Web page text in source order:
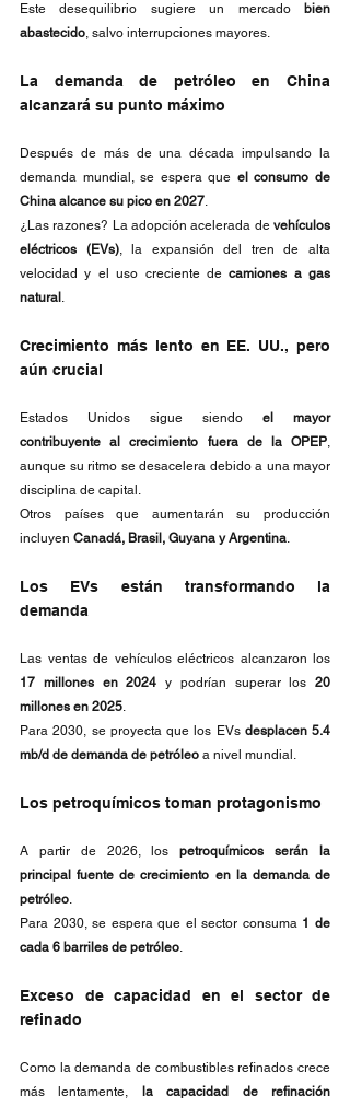
Este desequilibrio sugiere un mercado
bien
abastecido, salvo interrupciones mayores.
La demanda de petróleo en China
alcanzará su punto máximo
Después de más de una década impulsando la
demanda mundial, se espera que el consumo de
China alcance su pico en 2027.
¿Las razones? La adopción acelerada de vehículos
eléctricos (EVs), la expansión del tren de alta
velocidad y el uso creciente de camiones a gas
natural .
Crecimiento más lento en EE. UU., pero
aún crucial
Estados Unidos sigue siendo el mayor
contribuyente al crecimiento fuera de la OPEP,
aunque su ritmo se desacelera debido a una mayor
disciplina de capital.
Otros países que aumentarán su producción
incluyen Canadá, Brasil, Guyana y Argentina.
Los EVs están transformando la
demanda
17 millones en 2024 y podrían superar los 20
millones en 2025.
Para 2030, se proyecta que los EVs desplacen 5.4
mb/d de demanda de petróleo a nivel mundial.
Los petroquímicos toman protagonismo
A partir de 2026, los petroquímicos serán la
principal fuente de crecimiento en la demanda de
petróleo.
Para 2030, se espera que el sector consuma 1 de
cada 6 barriles de petróleo.
Exceso de capacidad en el sector de
refinado
Como la demanda de combustibles refinados crece
más lentamente,
la capacidad de refinación